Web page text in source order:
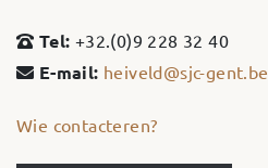
Tel: +32.(0)9 228 32 40
E-mail: heiveld@sjc-gent.be
Wie contacteren?